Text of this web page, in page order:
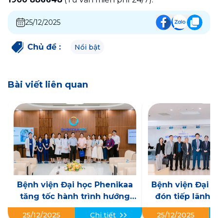
25/12/2025
Chủ đề : Nổi bật
Bài viết liên quan
Bệnh viện Đại học Phenikaa
tăng tốc hành trình hướng
tới Chương trình Công nhận
25/12/2025 Chi tiết
Bệnh viện Đại
đón tiếp lãnh
Tập đoàn
25/12/2025